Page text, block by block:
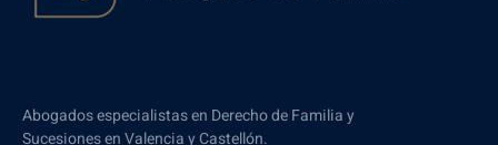
Abogados especialistas en Derecho de Familia y
Sucesiones en Valencia y Castellón.